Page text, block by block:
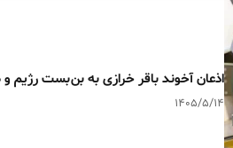
اذعان آخوند باقر خرازی به بن‌بست
۱۴۰۵/۵/۱۴